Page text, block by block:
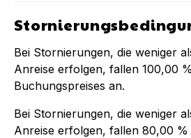
Bei Stornierungen, die weniger
Anreise erfolgen, fallen 100,00 %
Buchungspreises an.
Bei Stornierungen, die weniger
Anreise erfolgen, fallen 80,00 %